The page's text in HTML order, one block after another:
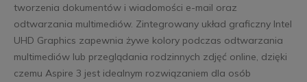
tworzenia dokumentów i wiadomości e-mail oraz
odtwarzania multimediów. Zintegrowany układ graficzny Intel
UHD Graphics zapewnia żywe kolory podczas odtwarzania
multimediów lub przeglądania rodzinnych zdjęć online, dzięki
czemu Aspire 3 jest idealnym rozwiązaniem dla osób